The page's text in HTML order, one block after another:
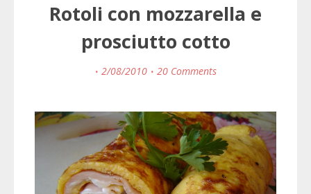
Rotoli con mozzarella e
prosciutto cotto
2/08/2010 20 Comments